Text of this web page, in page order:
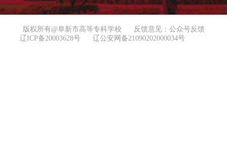
版权所有@阜新市高等专科学校
反馈意见：公众号反馈
辽ICP备20003628号
辽公安网备21090202000034号